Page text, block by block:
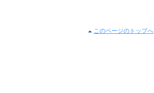
このページのトップへ